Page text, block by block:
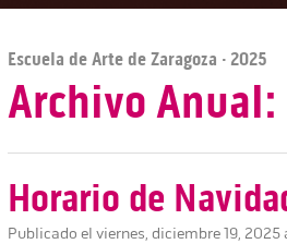
Escuela de Arte de Zaragoza · 2025
Archivo Anual:
Horario de
Publicado el viernes, diciembre 19, 2025